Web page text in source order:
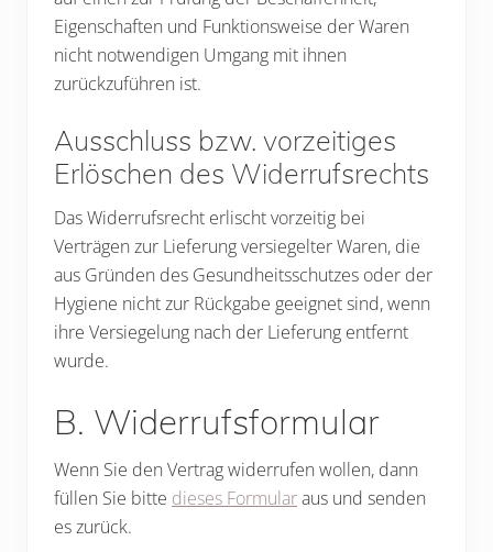
Eigenschaften und Funktionsweise der Waren
nicht notwendigen Umgang mit ihnen
zurückzuführen ist.
Ausschluss bzw. vorzeitiges
Erlöschen des Widerrufsrechts
Das Widerrufsrecht erlischt vorzeitig bei
Verträgen zur Lieferung versiegelter Waren, die
aus Gründen des Gesundheitsschutzes oder der
Hygiene nicht zur Rückgabe geeignet sind, wenn
ihre Versiegelung nach der Lieferung entfernt
wurde.
B. Widerrufsformular
Wenn Sie den Vertrag widerrufen wollen, dann
füllen Sie bitte dieses Formularaus und senden
es zurück.